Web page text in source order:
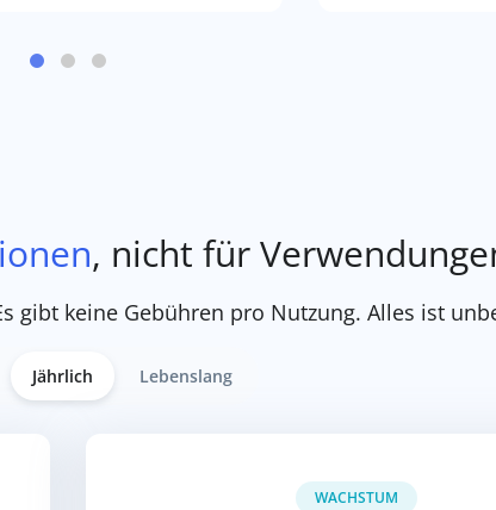
, nicht für
gibt keine Gebühren pro Nutzung. Alles ist
Jährlich Lebenslang
WACHSTUM